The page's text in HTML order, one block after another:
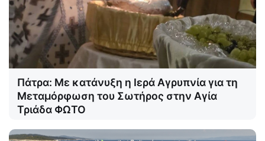
Πάτρα: Με κατάνυξη η Ιερά Αγρυπνία για τη
Μεταμόρφωση του Σωτήρος στην Αγία
Τριάδα ΦΩΤΟ